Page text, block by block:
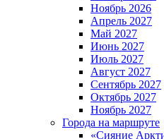
Ноябрь 2026
Апрель 2027
Май 2027
Июнь 2027
Июль 2027
Август 2027
Сентябрь 2027
Октябрь 2027
Ноябрь 2027
Города на маршруте
«Сияние